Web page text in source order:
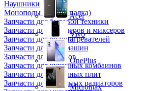
Наушники
Моноподы (Селфи палка)
Запчасти для бытовой техники
Запчасти для блендеров и миксеров
Запчасти для водонагревателей
Запчасти для кофемашин
Запчасти для кулеров
Запчасти для кухонных комбаинов
Запчасти для кухонных плит
Запчасти для масляных радиаторов
Acer
Vivo
OnePlus
Micromax